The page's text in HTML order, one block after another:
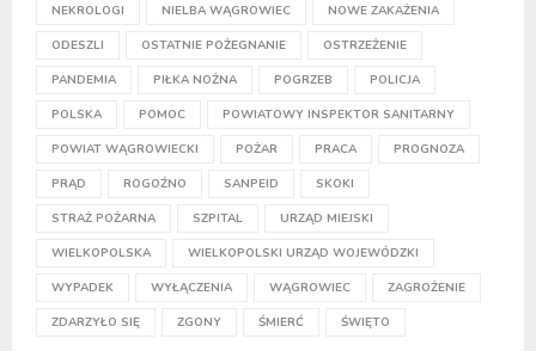
NEKROLOGI NIELBA WĄGROWIEC NOWE ZAKAŻENIA
ODESZLI OSTATNIE POŻEGNANIE OSTRZEŻENIE
PANDEMIA PIŁKA NOŻNA POGRZEB POLICJA
POLSKA POMOC POWIATOWY INSPEKTOR SANITARNY
POWIAT WĄGROWIECKI POŻAR PRACA PROGNOZA
PRĄD ROGOŹNO SANPEID SKOKI
STRAŻ POŻARNA SZPITAL URZĄD MIEJSKI
WIELKOPOLSKA WIELKOPOLSKI URZĄD WOJEWÓDZKI
WYPADEK WYŁĄCZENIA WĄGROWIEC ZAGROŻENIE
ZDARZYŁO SIĘ ZGONY ŚMIERĆ ŚWIĘTO